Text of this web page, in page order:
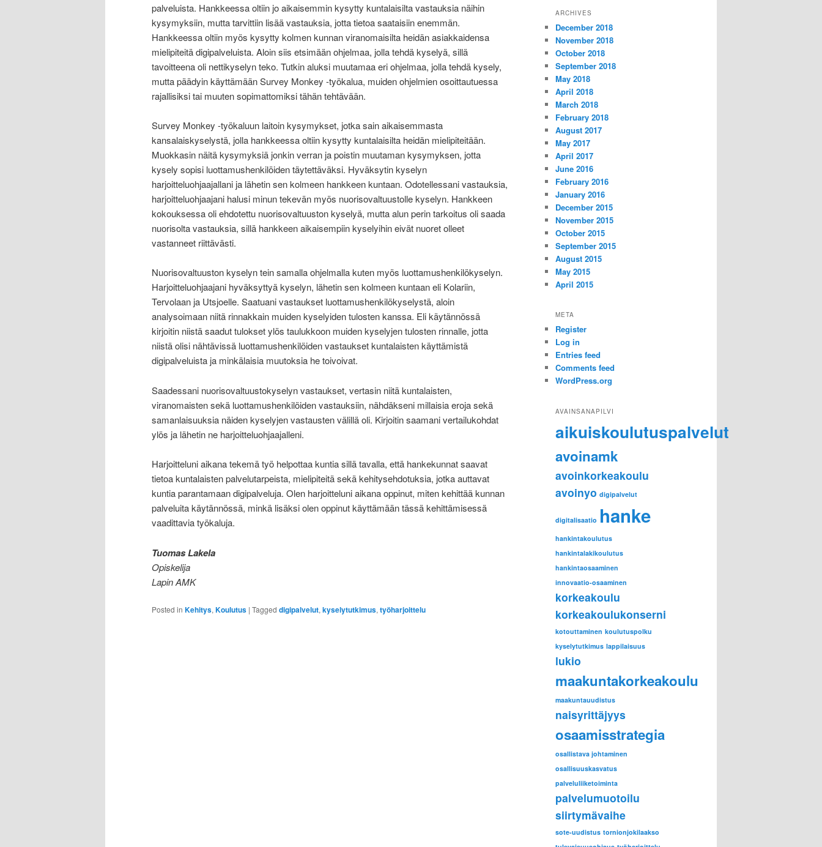
palveluista. Hankkeessa oltiin jo aikaisemmin kysytty kuntalaisilta vastauksia näihin
kysymyksiin, mutta tarvittiin lisää vastauksia, jotta tietoa saataisiin enemmän.
Hankkeessa oltiin myös kysytty kolmen kunnan viranomaisilta heidän asiakkaidensa
mielipiteitä digipalveluista. Aloin siis etsimään ohjelmaa, jolla tehdä kyselyä, sillä
tavoitteena oli nettikyselyn teko. Tutkin aluksi muutamaa eri ohjelmaa, jolla tehdä kysely,
mutta päädyin käyttämään Survey Monkey -työkalua, muiden ohjelmien osoittautuessa
rajallisiksi tai muuten sopimattomiksi tähän tehtävään.
Survey Monkey -työkaluun laitoin kysymykset, jotka sain aikaisemmasta
kansalaiskyselystä, jolla hankkeessa oltiin kysytty kuntalaisilta heidän mielipiteitään.
Muokkasin näitä kysymyksiä jonkin verran ja poistin muutaman kysymyksen, jotta
kysely sopisi luottamushenkilöiden täytettäväksi. Hyväksytin kyselyn
harjoitteluohjaajallani ja lähetin sen kolmeen hankkeen kuntaan. Odotellessani vastauksia,
harjoitteluohjaajani halusi minun tekevän myös nuorisovaltuustolle kyselyn. Hankkeen
kokouksessa oli ehdotettu nuorisovaltuuston kyselyä, mutta alun perin tarkoitus oli saada
nuorisolta vastauksia, sillä hankkeen aikaisempiin kyselyihin eivät nuoret olleet
vastanneet riittävästi.
Nuorisovaltuuston kyselyn tein samalla ohjelmalla kuten myös luottamushenkilökyselyn.
Harjoitteluohjaajani hyväksyttyä kyselyn, lähetin sen kolmeen kuntaan eli Kolariin,
Tervolaan ja Utsjoelle. Saatuani vastaukset luottamushenkilökyselystä, aloin
analysoimaan niitä rinnakkain muiden kyselyiden tulosten kanssa. Eli käytännössä
kirjoitin niistä saadut tulokset ylös taulukkoon muiden kyselyjen tulosten rinnalle, jotta
niistä olisi nähtävissä luottamushenkilöiden vastaukset kuntalaisten käyttämistä
digipalveluista ja minkälaisia muutoksia he toivoivat.
Saadessani nuorisovaltuustokyselyn vastaukset, vertasin niitä kuntalaisten,
viranomaisten sekä luottamushenkilöiden vastauksiin, nähdäkseni millaisia eroja sekä
samanlaisuuksia näiden kyselyjen vastausten välillä oli. Kirjoitin saamani vertailukohdat
ylös ja lähetin ne harjoitteluohjaajalleni.
Harjoitteluni aikana tekemä työ helpottaa kuntia sillä tavalla, että hankekunnat saavat
tietoa kuntalaisten palvelutarpeista, mielipiteitä sekä kehitysehdotuksia, jotka auttavat
kuntia parantamaan digipalveluja. Olen harjoitteluni aikana oppinut, miten kehittää kunnan
palveluita käytännössä, minkä lisäksi olen oppinut käyttämään tässä kehittämisessä
vaadittavia työkaluja.
Tuomas Lakela
Opiskelija
Lapin AMK
Posted in Kehitys, Koulutus | Tagged digipalvelut, kyselytutkimus, työharjoittelu
ARCHIVES
December 2018
November 2018
October 2018
September 2018
May 2018
April 2018
March 2018
February 2018
August 2017
May 2017
April 2017
June 2016
February 2016
January 2016
December 2015
November 2015
October 2015
September 2015
August 2015
May 2015
April 2015
META
Register
Log in
Entries feed
Comments feed
WordPress.org
AVAINSANAPILVI
aikuiskoulutuspalvelut
avoinamk
avoinkorkeakoulu
avoinyo digipalvelut
digitalisaatio hanke
hankintakoulutus
hankintalakikoulutus
hankintaosaaminen
innovaatio-osaaminen
korkeakoulu
korkeakoulukonserni
kotouttaminen koulutuspolku
kyselytutkimus lappilaisuus
lukio
maakuntakorkeakoulu
maakuntauudistus
naisyrittäjyys
osaamisstrategia
osallistava johtaminen
osallisuuskasvatus
palveluliiketoiminta
palvelumuotoilu
siirtymävaihe
sote-uudistus tornionjokilaakso